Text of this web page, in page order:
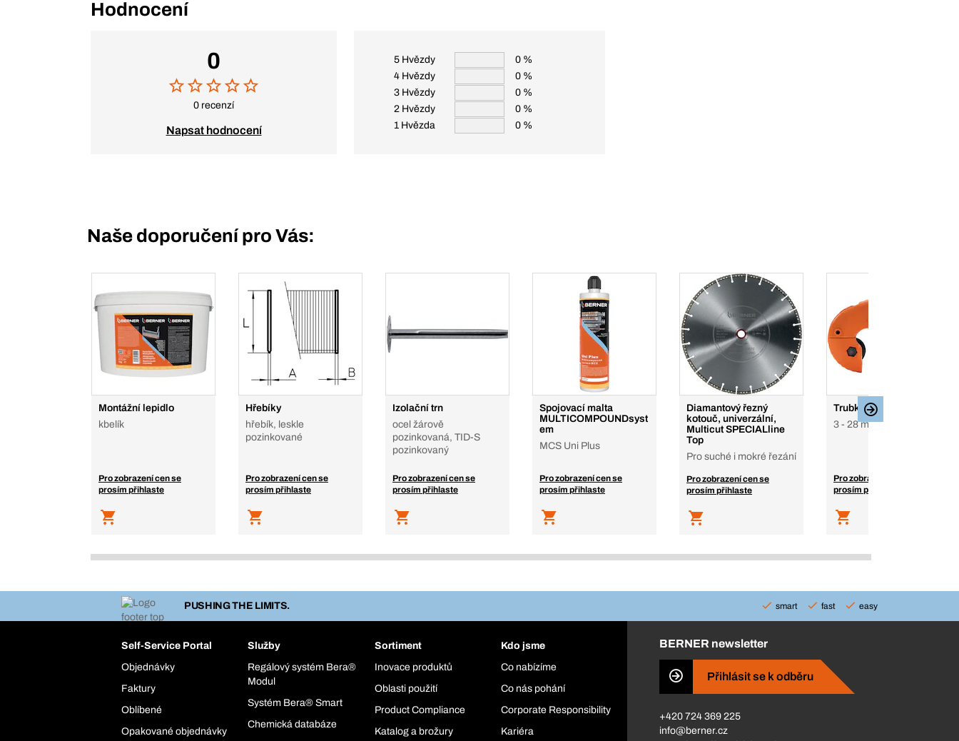
Hodnocení
0
0 recenzí
Napsat hodnocení
5 Hvězdy
0 %
4 Hvězdy
0 %
3 Hvězdy
0 %
2 Hvězdy
0 %
1 Hvězda
0 %
Naše doporučení pro Vás:
Montážní lepidlo
kbelík
Pro zobrazení cen se
prosím přihlaste
Hřebíky
hřebík, leskle
pozinkované
Pro zobrazení cen se
prosím přihlaste
Izolační trn
ocel žárově
pozinkovaná, TID-S
pozinkovaný
Pro zobrazení cen se
prosím přihlaste
Spojovací malta
MULTICOMPOUNDsyst
em
MCS Uni Plus
Pro zobrazení cen se
prosím přihlaste
Diamantový řezný
kotouč, univerzální,
Multicut SPECIALline
Top
Pro suché i mokré řezání
Pro zobrazení cen se
prosím přihlaste
Trubkořez 3–28 mm
3 - 28 mm, 1/8 - 1 1/8 "
Pro zobrazení cen se
prosím přihlaste
PUSHING THE LIMITS. smart fast easy
Self-Service Portal
Objednávky
Faktury
Oblíbené
Opakované objednávky
Služby
Regálový systém Bera®
Modul
Systém Bera® Smart
Chemická databáze
Sortiment
Inovace produktů
Oblasti použití
Product Compliance
Katalog a brožury
Kdo jsme
Co nabízíme
Co nás pohání
Corporate Responsibility
Kariéra
BERNER newsletter
Přihlásit se k odběru
+420 724 369 225
info@berner.cz